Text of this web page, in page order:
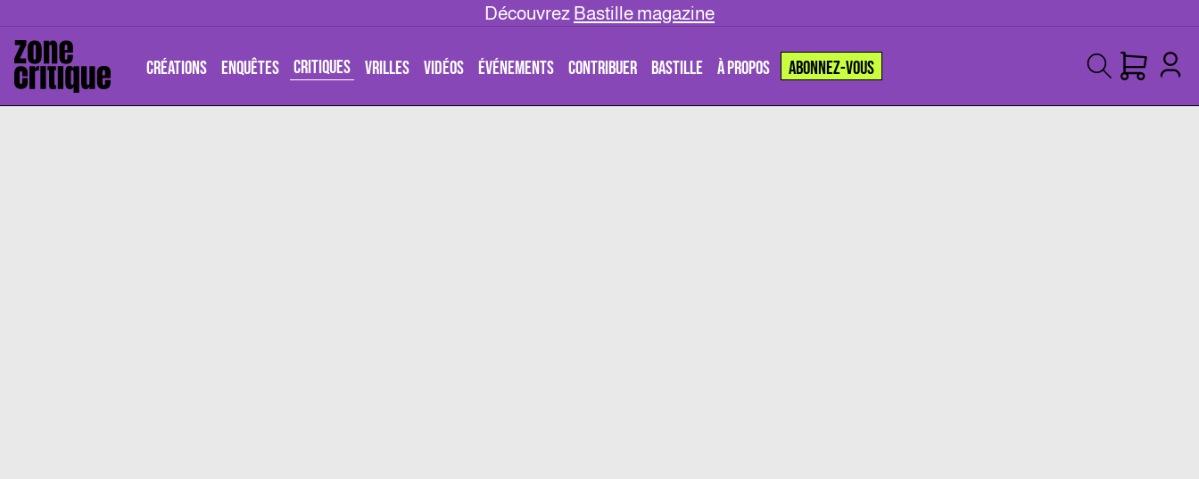
Découvrez Bastille magazine
CRÉATIONS ENQUÊTES CRITIQUES VRILLES VIDÉOS ÉVÉNEMENTS CONTRIBUER BASTILLE À PROPOS ABONNEZ-VOUS